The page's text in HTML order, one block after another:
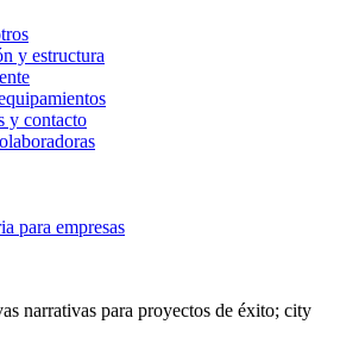
y estructura
y contacto
para empresas
narrativas para proyectos de éxito; city